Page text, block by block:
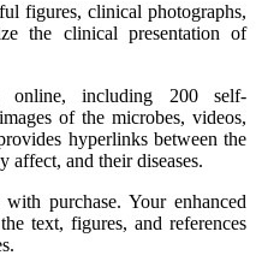
figures, clinical photographs,
the clinical presentation of
online, including 200 self-
of the microbes, videos,
hyperlinks between the
affect, and their diseases.
purchase. Your enhanced
text, figures, and references